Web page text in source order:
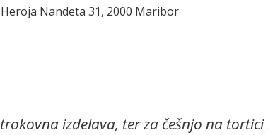
Nandeta 31, 2000 Maribor
izdelava, ter za češnjo na